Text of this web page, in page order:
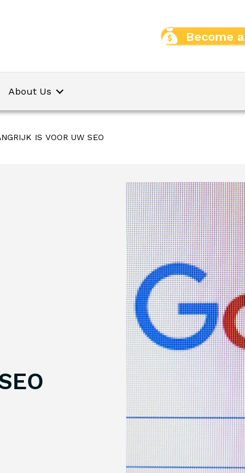
Become
About Us
IS VOOR UW SEO